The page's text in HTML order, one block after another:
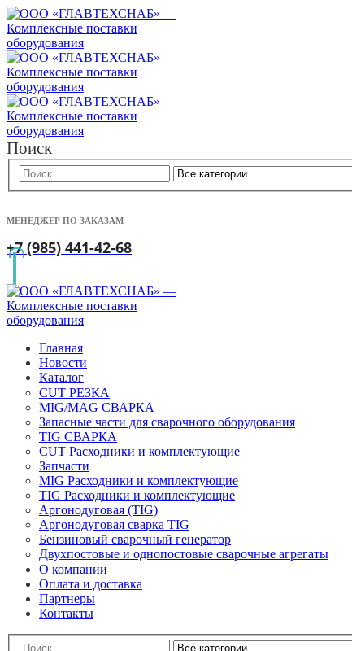
Поиск
МЕНЕДЖЕР ПО ЗАКАЗАМ
+7 (985) 441-42-68
Главная
Новости
Каталог
CUT РЕЗКА
MIG/MAG СВАРКА
Запасные части для сварочного оборудования
TIG СВАРКА
CUT Расходники и комплектующие
Запчасти
MIG Расходники и комплектующие
TIG Расходники и комплектующие
Аргонодуговая (TIG)
Аргонодуговая сварка TIG
Бензиновый сварочный генератор
Двухпостовые и однопостовые сварочные агрегаты
О компании
Оплата и доставка
Партнеры
Контакты